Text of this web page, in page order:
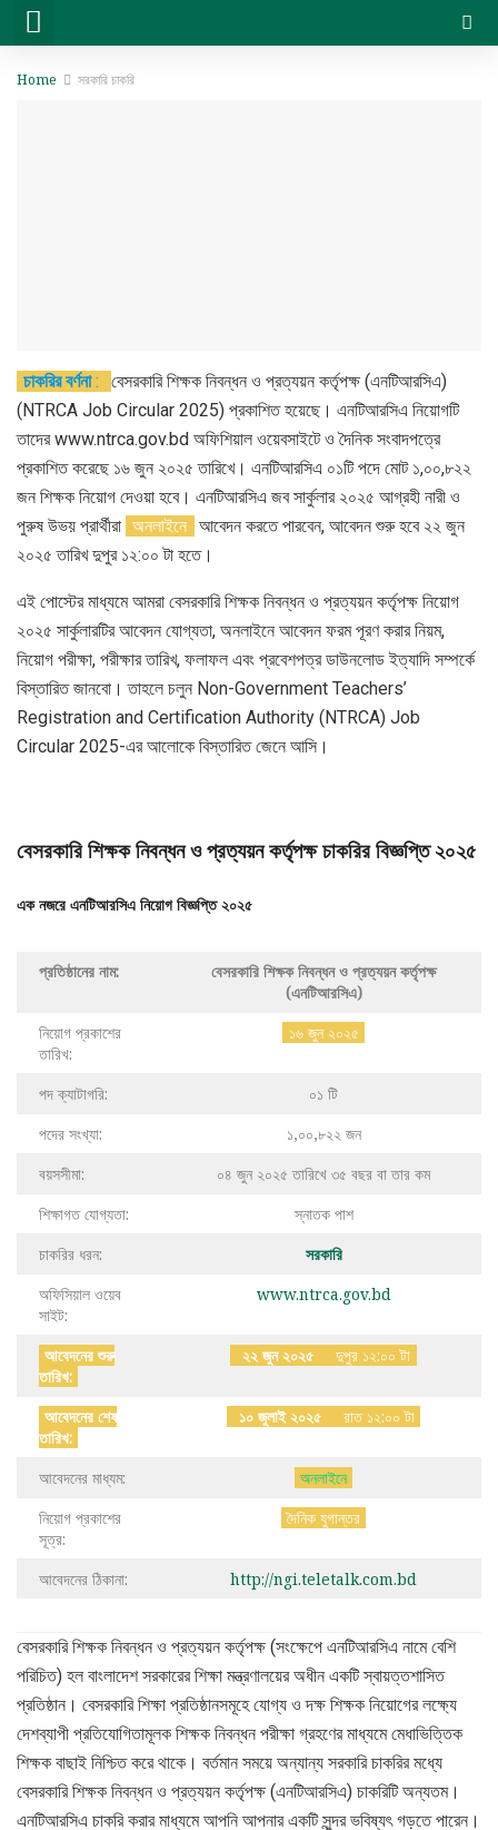
Home সরকারি চাকরি
চাকরির বর্ণনা:
বেসরকারি শিক্ষক নিবন্ধন ও প্রত্যয়ন কর্তৃপক্ষ (এনটিআরসিএ)
(NTRCA Job Circular 2025) প্রকাশিত হয়েছে। এনটিআরসিএ নিয়োগটি
তাদের www.ntrca.gov.bd অফিশিয়াল ওয়েবসাইটে ও দৈনিক সংবাদপত্রে
প্রকাশিত করেছে ১৬ জুন ২০২৫ তারিখে। এনটিআরসিএ ০১টি পদে মোট ১,০০,৮২২
জন শিক্ষক নিয়ােগ দেওয়া হবে। এনটিআরসিএ জব সার্কুলার ২০২৫ আগ্রহী নারী ও
পুরুষ উভয় প্রার্থীরা অনলাইনে আবেদন করতে পারবেন, আবেদন শুরু হবে ২২ জুন
২০২৫ তারিখ দুপুর ১২:০০ টা হতে।
এই পােস্টের মাধ্যমে আমরা বেসরকারি শিক্ষক নিবন্ধন ও প্রত্যয়ন কর্তৃপক্ষ নিয়োগ
২০২৫ সার্কুলারটির আবেদন যোগ্যতা, অনলাইনে আবেদন ফরম পূরণ করার নিয়ম,
নিয়োগ পরীক্ষা, পরীক্ষার তারিখ, ফলাফল এবং প্রবেশপত্র ডাউনলোড ইত্যাদি সম্পর্কে
বিস্তারিত জানবাে। তাহলে চলুন Non-Government Teachers’
Registration and Certification Authority (NTRCA) Job
Circular 2025-এর আলােকে বিস্তারিত জেনে আসি।
বেসরকারি শিক্ষক নিবন্ধন ও প্রত্যয়ন কর্তৃপক্ষ চাকরির বিজ্ঞপ্তি ২০২৫
এক নজরে এনটিআরসিএ নিয়োগ বিজ্ঞপ্তি ২০২৫
প্রতিষ্ঠানের নাম:
বেসরকারি শিক্ষক নিবন্ধন ও প্রত্যয়ন কর্তৃপক্ষ
(এনটিআরসিএ)
নিয়োগ প্রকাশের
তারিখ:
১৬ জুন ২০২৫
পদ ক্যাটাগরি:
০১ টি
পদের সংখ্যা:
১,০০,৮২২ জন
বয়সসীমা:
০৪ জুন ২০২৫ তারিখে ৩৫ বছর বা তার কম
শিক্ষাগত যোগ্যতা:
স্নাতক পাশ
চাকরির ধরন:
সরকারি
অফিসিয়াল ওয়েব
সাইট:
www.ntrca.gov.bd
আবেদনের শুরু
তারিখ:
২২ জুন ২০২৫ দুপুর ১২:০০ টা
আবেদনের শেষ
তারিখ:
১০ জুলাই ২০২৫ রাত ১২:০০ টা
আবেদনের মাধ্যম:
অনলাইনে
নিয়োগ প্রকাশের
সূত্র:
দৈনিক যুগান্তর
আবেদনের ঠিকানা: http://ngi.teletalk.com.bd
বেসরকারি শিক্ষক নিবন্ধন ও প্রত্যয়ন কর্তৃপক্ষ (সংক্ষেপে এনটিআরসিএ নামে বেশি
পরিচিত) হল বাংলাদেশ সরকারের শিক্ষা মন্ত্রণালয়ের অধীন একটি স্বায়ত্তশাসিত
প্রতিষ্ঠান। বেসরকারি শিক্ষা প্রতিষ্ঠানসমূহে যোগ্য ও দক্ষ শিক্ষক নিয়োগের লক্ষ্যে
দেশব্যাপী প্রতিযোগিতামূলক শিক্ষক নিবন্ধন পরীক্ষা গ্রহণের মাধ্যমে মেধাভিত্তিক
শিক্ষক বাছাই নিশ্চিত করে থাকে। বর্তমান সময়ে অন্যান্য সরকারি চাকরির মধ্যে
বেসরকারি শিক্ষক নিবন্ধন ও প্রত্যয়ন কর্তৃপক্ষ (এনটিআরসিএ) চাকরিটি অন্যতম।
এনটিআরসিএ চাকরি করার মাধ্যমে আপনি আপনার একটি সুন্দর ভবিষ্যৎ গড়তে পারেন।